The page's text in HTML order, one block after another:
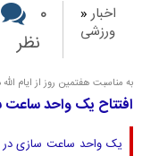
اخبار«
ورزشی
۰
نظر
به مناسبت هفتمین روز از ایام
افتتاح یک واحد ساعت